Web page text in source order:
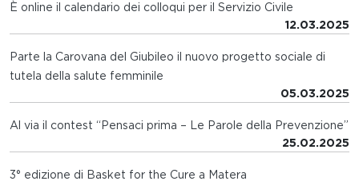
È online il calendario dei colloqui per il Servizio Civile
12.03.2025
Parte la Carovana del Giubileo il nuovo progetto sociale di
tutela della salute femminile
05.03.2025
Al via il contest “Pensaci prima – Le Parole della Prevenzione”
25.02.2025
3° edizione di Basket for the Cure a Matera